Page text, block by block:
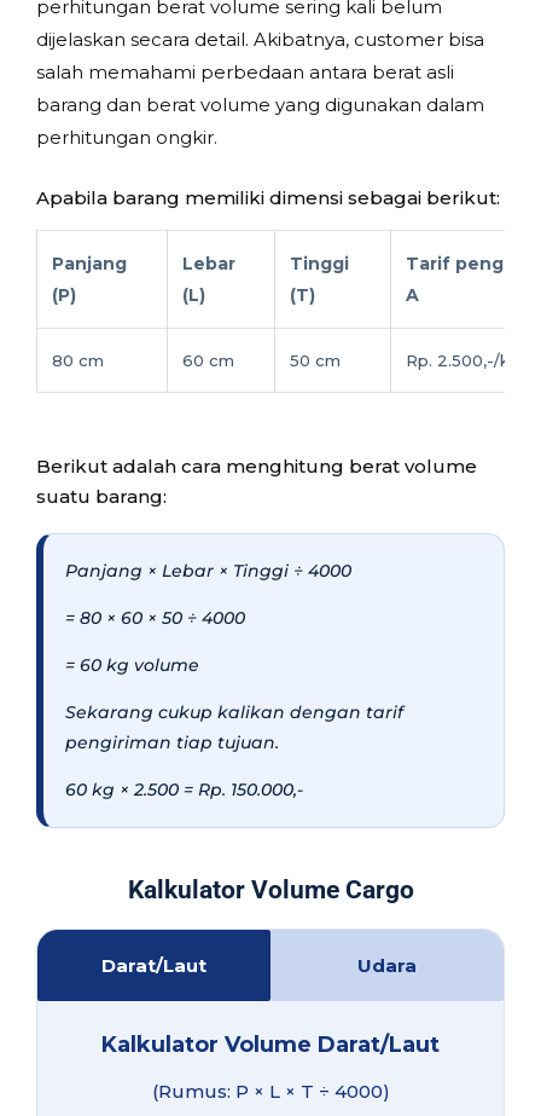
perhitungan berat volume sering kali belum
dijelaskan secara detail. Akibatnya, customer bisa
salah memahami perbedaan antara berat asli
barang dan berat volume yang digunakan dalam
perhitungan ongkir.
Apabila barang memiliki dimensi sebagai berikut:
Panjang
(P)
Lebar
(L)
Tinggi
(T)
Tarif
A
80 cm 60 cm 50 cm Rp. 2.500,-/kg
Berikut adalah cara menghitung berat volume
suatu barang:
Panjang × Lebar × Tinggi ÷ 4000
= 80 × 60 × 50 ÷ 4000
= 60 kg volume
Sekarang cukup kalikan dengan tarif
pengiriman tiap tujuan.
60 kg × 2.500 = Rp. 150.000,-
Kalkulator Volume Cargo
Darat/Laut Udara
Kalkulator Volume Darat/Laut
(Rumus: P × L × T ÷ 4000)